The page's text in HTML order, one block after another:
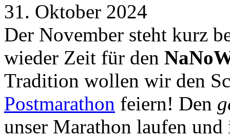
31. Oktober 2024
Der November steht kurz
wieder Zeit für den
Tradition wollen wir den
Postmarathon feiern! Den
unser Marathon laufen